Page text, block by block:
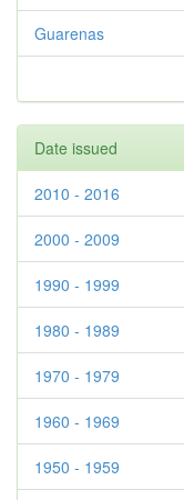
Guarenas
Date issued
2010 - 2016
2000 - 2009
1990 - 1999
1980 - 1989
1970 - 1979
1960 - 1969
1950 - 1959